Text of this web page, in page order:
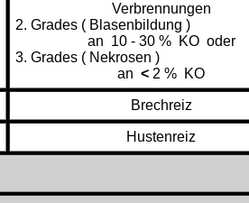
Verbrennungen
2. Grades ( Blasenbildung )
an 10 - 30 % KO oder
3. Grades ( Nekrosen )
an < 2 % KO
Brechreiz
Hustenreiz